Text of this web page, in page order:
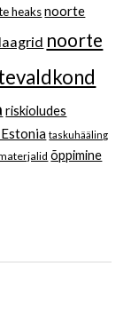
heaks noorte
noorte
riskioludes
taskuhääling
õppimine